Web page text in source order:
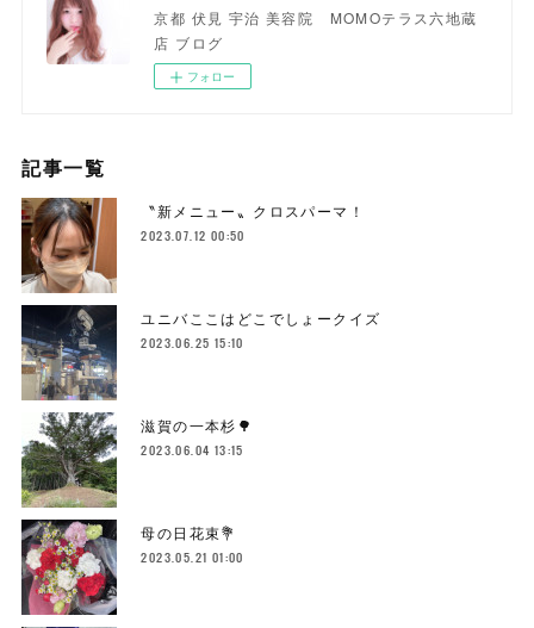
京都 伏見 宇治 美容院 MOMOテラス六地蔵
店 ブログ
フォロー
記事一覧
〝新メニュー〟クロスパーマ！
2023.07.12 00:50
ユニバここはどこでしょークイズ
2023.06.25 15:10
滋賀の一本杉🌳
2023.06.04 13:15
母の日花束💐
2023.05.21 01:00